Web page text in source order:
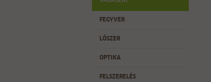
FEGYVER
LŐSZER
OPTIKA
FELSZERELÉS